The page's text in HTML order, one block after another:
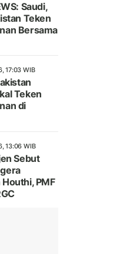
Saudi,
Teken
Bersama
17:03 WIB
Teken
di
13:06 WIB
Sebut
PMF